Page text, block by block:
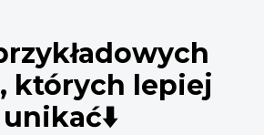
których lepiej
unikać⬇️